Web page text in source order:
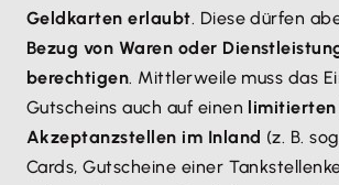
Geldkarten erlaubt. Diese dürfen
Bezug von Waren oder
berechtigen. Mittlerweile muss das
Gutscheins auch auf einen limitierten
Akzeptanzstellen im Inland (z. B.
Cards, Gutscheine einer